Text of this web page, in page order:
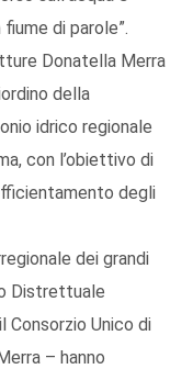
di parole”.
Donatella Merra
della
idrico regionale
con l’obiettivo di
degli
dei grandi
Distrettuale
Consorzio Unico di
– hanno